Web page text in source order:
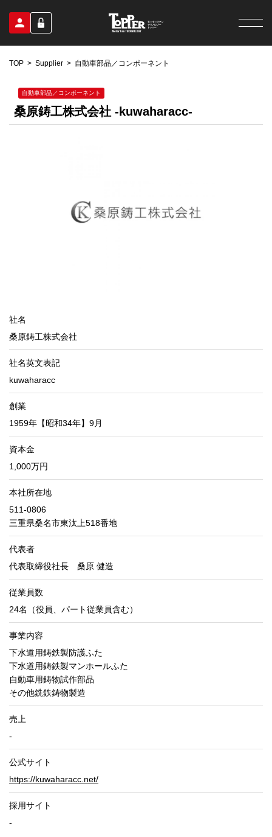
TOP Supplier 自動車部品／コンポーネント
自動車部品／コンポーネント
桑原鋳工株式会社 -kuwaharacc-
社名
桑原鋳工株式会社
社名英文表記
kuwaharacc
創業
1959年【昭和34年】9月
資本金
1,000万円
本社所在地
511-0806
三重県桑名市東汰上518番地
代表者
代表取締役社長 桑原 健造
従業員数
24名（役員、パート従業員含む）
事業内容
下水道用鋳鉄製防護ふた
下水道用鋳鉄製マンホールふた
自動車用鋳物試作部品
その他銑鉄鋳物製造
売上
-
公式サイト
https://kuwaharacc.net/
採用サイト
-